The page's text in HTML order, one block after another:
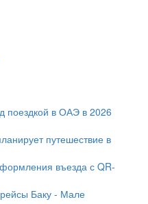
поездкой в ОАЭ в 2026
путешествие в
въезда с QR-
Баку - Мале